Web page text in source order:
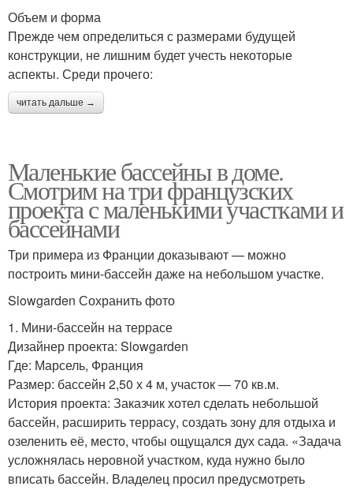
Объем и форма
Прежде чем определиться с размерами будущей
конструкции, не лишним будет учесть некоторые
аспекты. Среди прочего:
читать дальше →
Маленькие бассейны в доме.
Смотрим на три французских
проекта с маленькими участками и
бассейнами
Три примера из Франции доказывают — можно
построить мини-бассейн даже на небольшом участке.
Slowgarden Сохранить фото
1. Мини-бассейн на террасе
Дизайнер проекта: Slowgarden
Где: Марсель, Франция
Размер: бассейн 2,50 х 4 м, участок — 70 кв.м.
История проекта: Заказчик хотел сделать небольшой
бассейн, расширить террасу, создать зону для отдыха и
озеленить её, место, чтобы ощущался дух сада. «Задача
усложнялась неровной участком, куда нужно было
вписать бассейн. Владелец просил предусмотреть